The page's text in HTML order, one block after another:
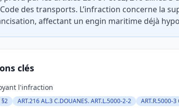
Code des transports. L’infraction concerne la
affectant un engin maritime déjà
clés
l'infraction
§2 ART.216 AL.3 C.DOUANES. ART.L.5000-2-2 ART.R.5000-3